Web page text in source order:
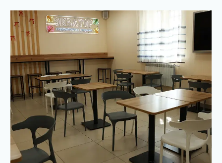
Кафе
Разнообразное меню блюд и напитков, чтобы восстановить силы
после водных процедур
Подробнее
Правила использования сертификата
Политика
конфиденциальности
Правила посещения комплекса
Как добраться
Купить подарочный сертификат
Прайс
Отзывы
Гостиница
Услуги